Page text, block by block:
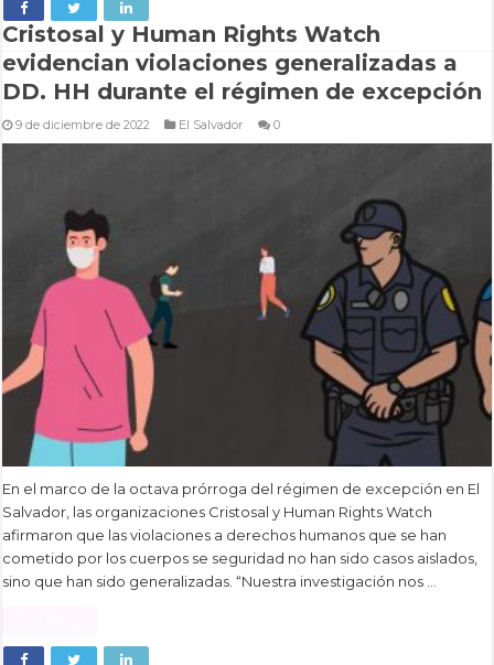
Cristosal y Human Rights Watch
evidencian violaciones generalizadas a
DD. HH durante el régimen de excepción
9 de diciembre de 2022 El Salvador 0
En el marco de la octava prórroga del régimen de excepción en El
Salvador, las organizaciones Cristosal y Human Rights Watch
afirmaron que las violaciones a derechos humanos que se han
cometido por los cuerpos se seguridad no han sido casos aislados,
sino que han sido generalizadas. “Nuestra investigación nos …